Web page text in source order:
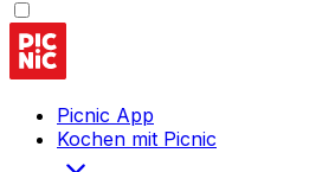
Picnic App
Kochen mit Picnic